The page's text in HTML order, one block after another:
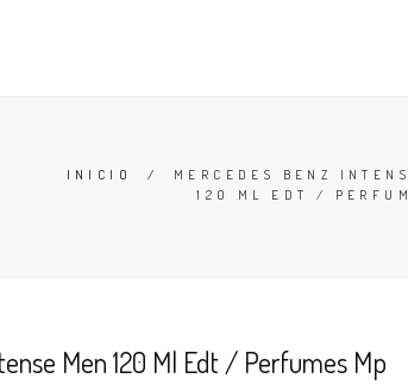
INICIO / MERCEDES BENZ
120 ML EDT /
Men 120 Ml Edt / Perfumes Mp